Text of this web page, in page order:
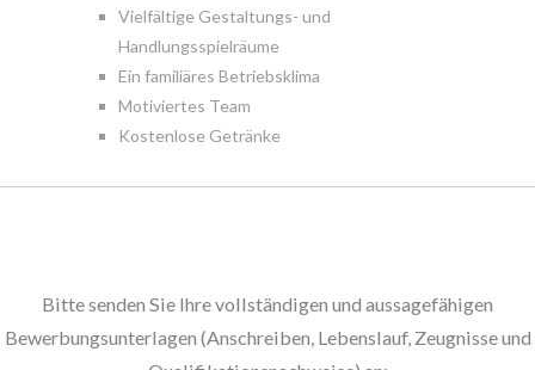
Vielfältige Gestaltungs- und
Handlungsspielräume
Ein familiäres Betriebsklima
Motiviertes Team
Kostenlose Getränke
Bitte senden Sie Ihre vollständigen und aussagefähigen
Bewerbungsunterlagen (Anschreiben, Lebenslauf, Zeugnisse und